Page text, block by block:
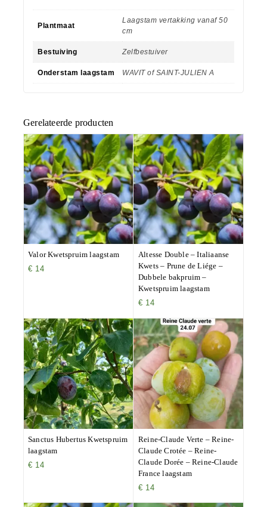
Plantmaat
Laagstam vertakking vanaf 50
cm
Bestuiving Zelfbestuiver
Onderstam laagstam WAVIT of SAINT-JULIEN A
Gerelateerde producten
Valor Kwetspruim laagstam
€ 14
Altesse Double – Italiaanse
Kwets – Prune de Liége –
Dubbele bakpruim –
Kwetspruim laagstam
€ 14
Sanctus Hubertus Kwetspruim
laagstam
€ 14
Reine-Claude Verte – Reine-
Claude Crotée – Reine-
Claude Dorée – Reine-Claude
France laagstam
€ 14